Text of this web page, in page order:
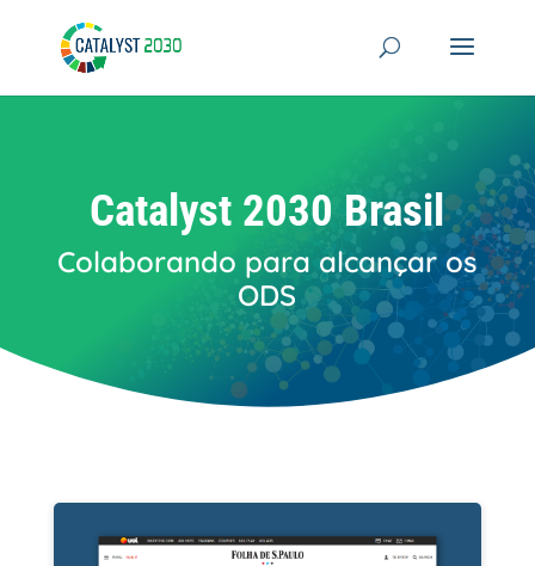
content
Catalyst 2030 Brasil
Colaborando para alcançar os
ODS